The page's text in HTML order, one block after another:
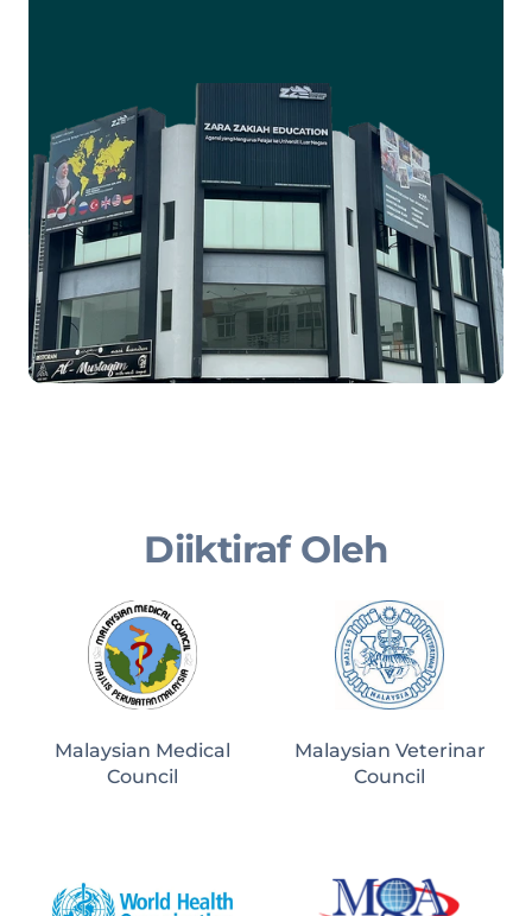
Diiktiraf Oleh
Malaysian Medical
Council
Malaysian Veterinar
Council